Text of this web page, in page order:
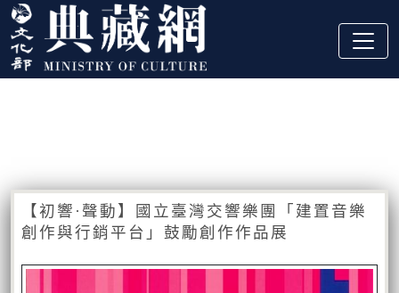
跳到主要內容
:::
【初響·聲動】國立臺灣交響樂團「建置音樂
創作與行銷平台」鼓勵創作作品展